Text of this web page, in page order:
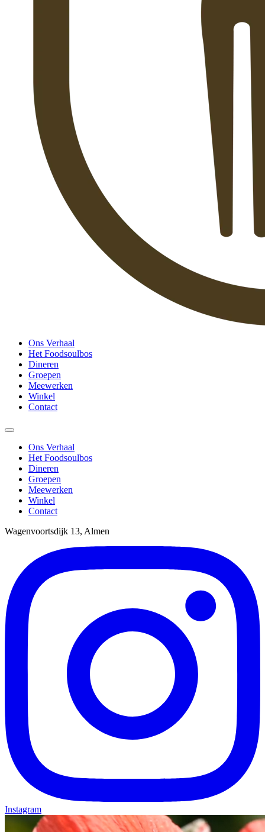
Ons Verhaal
Het Foodsoulbos
Dineren
Groepen
Meewerken
Winkel
Contact
Ons Verhaal
Het Foodsoulbos
Dineren
Groepen
Meewerken
Winkel
Contact
Wagenvoortsdijk 13, Almen
Instagram